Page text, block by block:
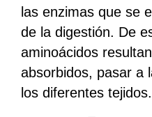
las enzimas que se
de la digestión. De
aminoácidos
absorbidos, pasar a
los diferentes tejidos.